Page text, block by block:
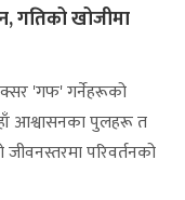
गतिको खोजीमा
'गफ' गर्नेहरूको
आश्वासनका पुलहरू त
परिवर्तनको